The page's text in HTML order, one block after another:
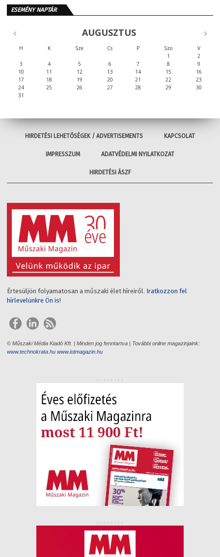
ESEMÉNY NAPTÁR
AUGUSZTUS
H K Sze Cs P Szo
V
1
2
3
4 5 6 7 8
9
10
11 12 13 14 15
16
17
18 19 20 21 22
23
24
25 26 27 28 29
30
31
HIRDETÉSI LEHETŐSÉGEK / ADVERTISEMENTS KAPCSOLAT
IMPRESSZUM ADATVÉDELMI NYILATKOZAT
HIRDETÉSI ÁSZF
Értesüljön folyamatosan a műszaki élet híreiről. Iratkozzon fel
hírlevelünkre Ön is!
© Műszaki Média Kiadó Kft. | Minden jog fenntartva | További online magazinjaink:
www.technokrata.hu www.iotmagazin.hu
HIRDETÉS
HIRDETÉS